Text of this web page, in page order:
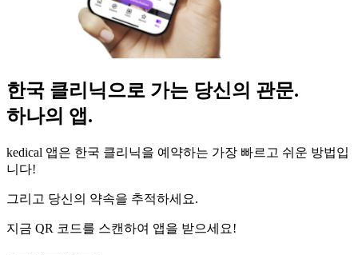
한국 클리닉으로 가는 당신의 관문.
하나의 앱.
kedical 앱은 한국 클리닉을 예약하는 가장 빠르고 쉬운 방법입
니다!
그리고 당신의 약속을 추적하세요.
지금 QR 코드를 스캔하여 앱을 받으세요!